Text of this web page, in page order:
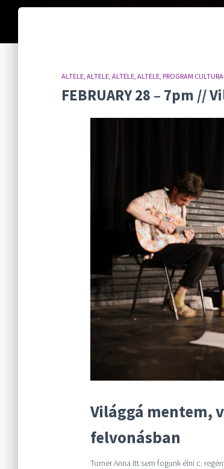
ALTELE ALTELE ALTELE ALTELE PROGRAM
FEBRUARY 28 – 7pm //
Világgá mentem,
felvonásban
Torner Anna Itt sem fogunk élni c.